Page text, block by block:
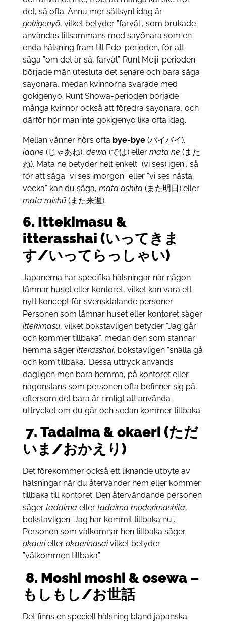
det, så ofta. Ännu mer sällsynt idag är
gokigenyō, vilket betyder ”farväl”, som brukade
användas tillsammans med sayōnara som en
enda hälsning fram till Edo-perioden, för att
säga ”om det är så, farväl”. Runt Meiji-perioden
började män utesluta det senare och bara säga
sayōnara, medan kvinnorna svarade med
gokigenyō. Runt Showa-perioden började
många kvinnor också att föredra sayōnara, och
därför hör man inte gokigenyō lika ofta idag.
Mellan vänner hörs ofta bye-bye(バイバイ),
jaane (じゃあね), dewa (では) eller mata ne (また
ね). Mata ne betyder helt enkelt ”(vi ses) igen”, så
för att säga ”vi ses imorgon” eller ”vi ses nästa
vecka” kan du säga, mata ashita (また明日) eller
mata raishū(また来週).
6. Ittekimasu &
itterasshai (いってきま
す/いってらっしゃい)
Japanerna har specifika hälsningar när någon
lämnar huset eller kontoret, vilket kan vara ett
nytt koncept för svensktalande personer.
Personen som lämnar huset eller kontoret säger
ittekimasu, vilket bokstavligen betyder ”Jag går
och kommer tillbaka”, medan den som stannar
hemma säger itterasshai, bokstavligen ”snälla gå
och kom tillbaka.” Dessa uttryck används
dagligen men bara hemma, på kontoret eller
någonstans som personen ofta befinner sig på,
eftersom det bara är rimligt att använda
uttrycket om du går och sedan kommer tillbaka.
7. Tadaima & okaeri (ただ
いま/おかえり)
Det förekommer också ett liknande utbyte av
hälsningar när du återvänder hem eller kommer
tillbaka till kontoret. Den återvändande personen
säger tadaima eller tadaima modorimashita,
bokstavligen ”Jag har kommit tillbaka nu”.
Personen som välkomnar hen tillbaka säger
okaerieller okaerinasaivilket betyder
”välkommen tillbaka”.
8. Moshi moshi & osewa –
もしもし/お世話
Det finns en speciell hälsning bland japanska